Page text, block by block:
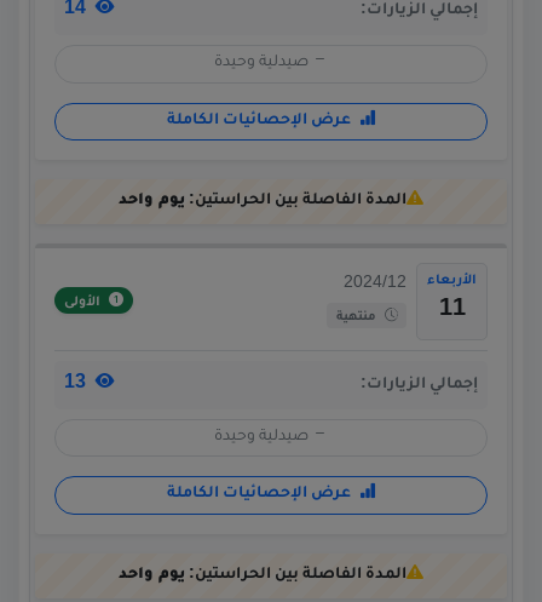
إجمالي الزيارات:
صيدلية وحيدة
عرض الإحصائيات الكاملة
المدة الفاصلة بين الحراستين: يوم واحد
الأربعاء
11
2024/12
منتهية
الأولى
إجمالي الزيارات:
صيدلية وحيدة
عرض الإحصائيات الكاملة
المدة الفاصلة بين الحراستين: يوم واحد